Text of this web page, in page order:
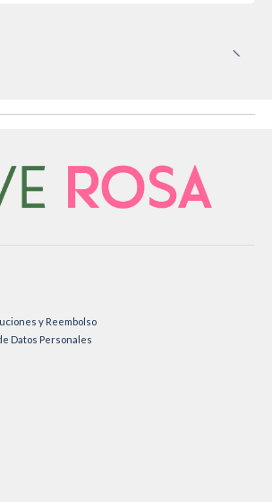
y Reembolso
Datos Personales